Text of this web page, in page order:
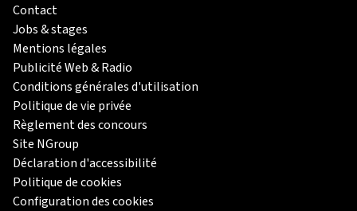
Contact
Jobs & stages
Mentions légales
Publicité Web & Radio
Conditions générales d'utilisation
Politique de vie privée
Règlement des concours
Site NGroup
Déclaration d'accessibilité
Politique de cookies
Configuration des cookies